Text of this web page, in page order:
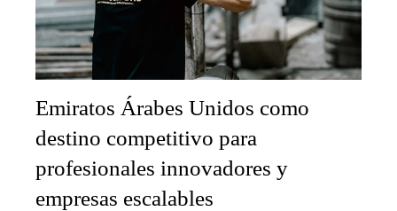
Emiratos Árabes Unidos como
destino competitivo para
profesionales innovadores y
empresas escalables